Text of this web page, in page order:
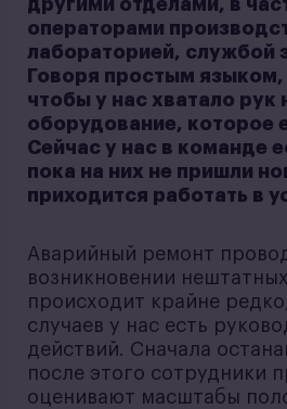
другими отделами, в
операторами
лабораторией, службой
Говоря простым языком,
чтобы у нас хватало рук
оборудование, которое
Сейчас у нас в команде
пока на них не пришли
приходится работать в
Аварийный ремонт
возникновении
происходит крайне
случаев у нас есть
действий. Сначала
после этого сотрудники
оценивают масштабы